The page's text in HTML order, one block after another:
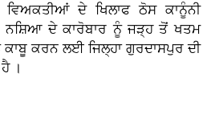
ਵਿਅਕਤੀਆਂ ਦੇ ਖਿਲਾਫ ਠੋਸ ਕਾਨੂੰਨੀ
ਨਸ਼ਿਆ ਦੇ ਕਾਰੋਬਾਰ ਨੂੰ ਜੜ੍ਹ ਤੋਂ ਖਤਮ
ਕਰਨ ਲਈ ਜਿਲ੍ਹਾ ਗੁਰਦਾਸਪੁਰ ਦੀ
।